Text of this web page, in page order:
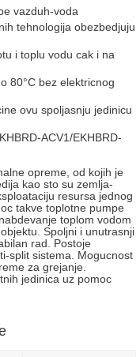
vazduh-voda
tehnologija obezbedjuju
i toplu vodu cak i na
80°C bez elektricnog
ovu spoljasnju jedinicu
ACV1/EKHBRD-
opreme, od kojih je
kao sto su zemlja-
resursa jednog
takve toplotne pumpe
toplom vodom
Spoljni i unutrasnji
rad. Postoje
split sistema. Mogucnost
za grejanje.
jedinica uz pomoc